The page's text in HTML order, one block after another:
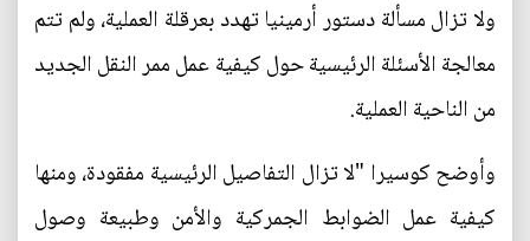
ولا تزال مسألة دستور أرمينيا تهدد بعرقلة العملية، ولم تتم
معالجة الأسئلة الرئيسية حول كيفية عمل ممر النقل الجديد
من الناحية العملية.
وأوضح كوسيرا "لا تزال التفاصيل الرئيسية مفقودة، ومنها
كيفية عمل الضوابط الجمركية والأمن وطبيعة وصول